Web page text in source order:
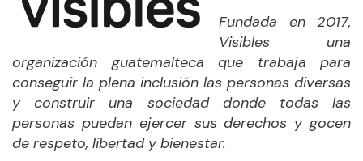
Fundada en 2017,
Visibles una
organización guatemalteca que trabaja para
conseguir la plena inclusión las personas diversas
y construir una sociedad donde todas las
personas puedan ejercer sus derechos y gocen
de respeto, libertad y bienestar.